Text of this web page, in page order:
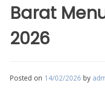
Barat
2026
Posted on 14/02/2026 by